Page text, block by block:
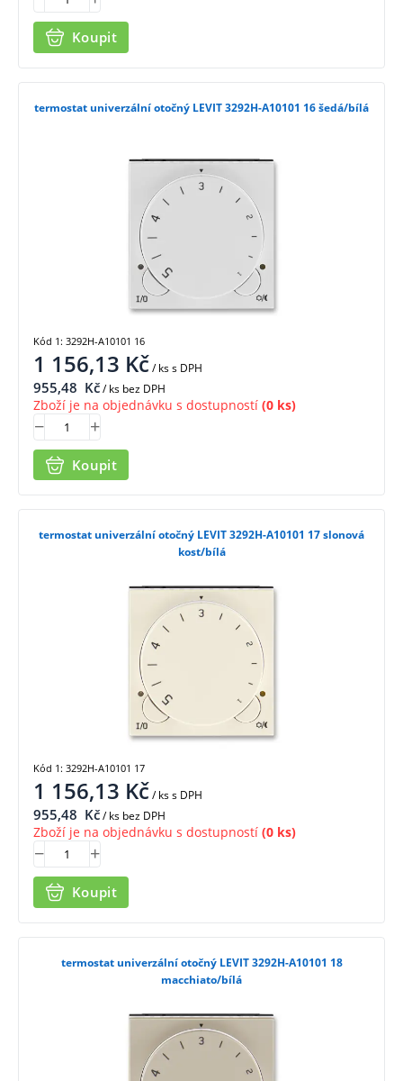
Koupit
termostat univerzální otočný LEVIT 3292H-A10101 16 šedá/bílá
1 156,13 Kč/ kss DPH
955,48 Kč/ ks bez DPH
Zboží je na objednávku s dostupností (0 ks)
Koupit
Kód 1: 3292H-A10101 16
termostat univerzální otočný LEVIT 3292H-A10101 17 slonová
kost/bílá
1 156,13 Kč/ kss DPH
955,48 Kč/ ks bez DPH
Zboží je na objednávku s dostupností (0 ks)
Koupit
Kód 1: 3292H-A10101 17
termostat univerzální otočný LEVIT 3292H-A10101 18
macchiato/bílá